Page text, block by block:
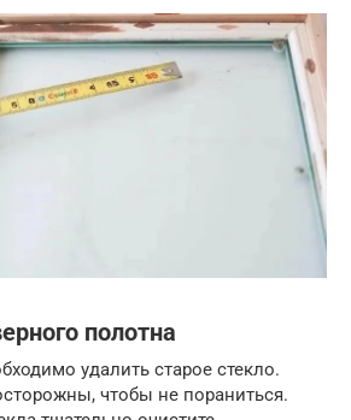
полотна
удалить старое стекло.
чтобы не пораниться.